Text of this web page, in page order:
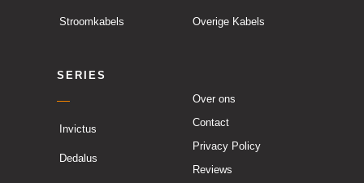
SERIES
Overige Kabels
Stroomkabels
Invictus
Dedalus
Over ons
Contact
Privacy Policy
Reviews